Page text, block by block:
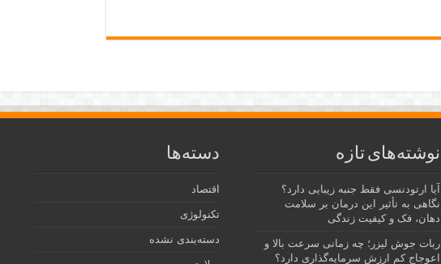
نوشته‌های تازه
آیا ارتودنسی فقط جنبه زیبایی دارد؟
نگاهی به تأثیر این درمان بر سلامت
دهان، فک و کیفیت زندگی
ربات جوش لیزر؛ چه زمانی سرعت بالا و
اعوجاج کم ارزش سرمایه‌گذاری دارد؟
دسته‌ها
اقتصاد
تکنولوژی
دسته‌بندی نشده